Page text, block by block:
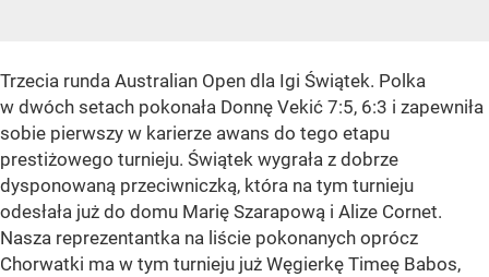
Trzecia runda Australian Open dla Igi Świątek. Polka
w dwóch setach pokonała Donnę Vekić 7:5, 6:3 i zapewniła
sobie pierwszy w karierze awans do tego etapu
prestiżowego turnieju. Świątek wygrała z dobrze
dysponowaną przeciwniczką, która na tym turnieju
odesłała już do domu Marię Szarapową i Alize Cornet.
Nasza reprezentantka na liście pokonanych oprócz
Chorwatki ma w tym turnieju już Węgierkę Timeę Babos,